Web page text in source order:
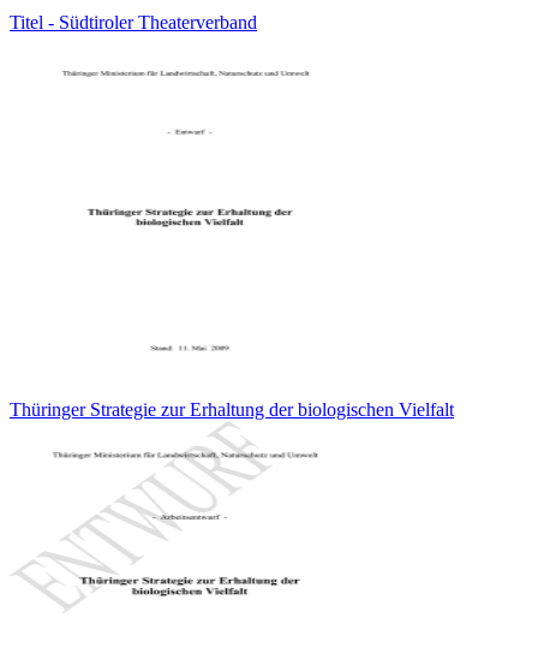
Titel - Südtiroler Theaterverband
Thüringer Strategie zur Erhaltung der biologischen Vielfalt